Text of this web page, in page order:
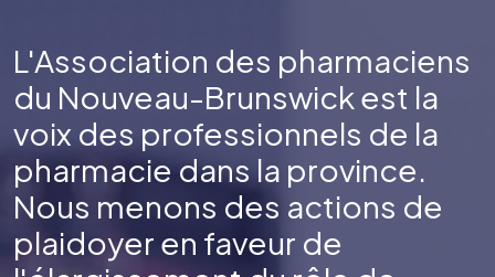
L'Association des pharmaciens
du Nouveau-Brunswick est la
voix des professionnels de la
pharmacie dans la province.
Nous menons des actions de
plaidoyer en faveur de